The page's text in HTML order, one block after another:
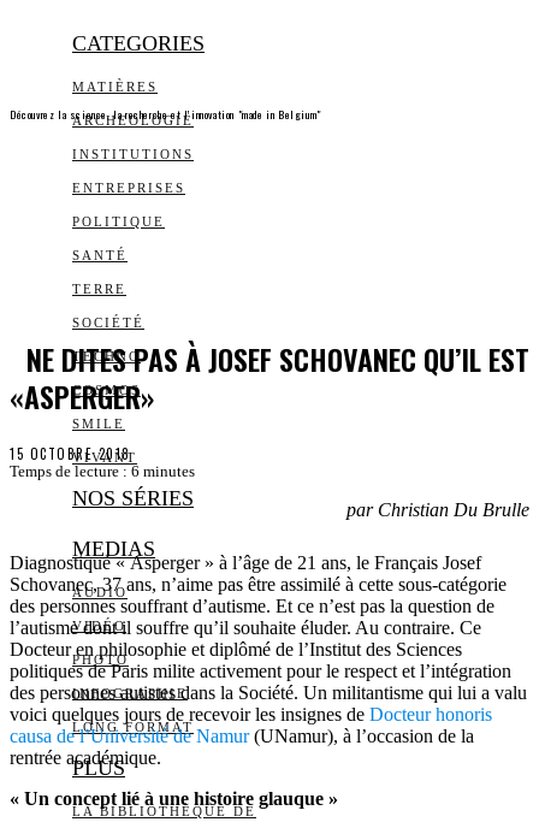
CATEGORIES
MATIÈRES
ARCHEOLOGIE
INSTITUTIONS
ENTREPRISES
POLITIQUE
SANTÉ
TERRE
SOCIÉTÉ
TECHNO
COSMOS
SMILE
VIVANT
NOS SÉRIES
MEDIAS
AUDIO
VIDÉO
PHOTO
INFOGRAPHIE
LONG FORMAT
PLUS
LA BIBLIOTHÈQUE DE
Découvrez la science, la recherche et l’innovation "made in Belgium"
NE DITES PAS À JOSEF SCHOVANEC QU’IL EST
«ASPERGER»
15 OCTOBRE 2018
Temps de lecture : 6 minutes
par Christian Du Brulle
Diagnostiqué « Asperger » à l’âge de 21 ans, le Français Josef
Schovanec, 37 ans, n’aime pas être assimilé à cette sous-catégorie
des personnes souffrant d’autisme. Et ce n’est pas la question de
l’autisme dont il souffre qu’il souhaite éluder. Au contraire. Ce
Docteur en philosophie et diplômé de l’Institut des Sciences
politiques de Paris milite activement pour le respect et l’intégration
des personnes autistes dans la Société. Un militantisme qui lui a valu
voici quelques jours de recevoir les insignes de Docteur honoris
causa de l’Université de Namur(UNamur), à l’occasion de la
rentrée académique.
« Un concept lié à une histoire glauque »